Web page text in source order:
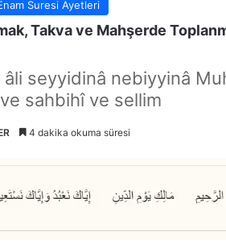
Suresi Ayetleri
Takva ve Mahşerde
seyyidinâ nebiyyinâ
sahbihî ve sellim
4 dakika okuma süresi